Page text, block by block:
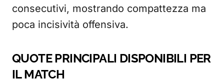
consecutivi, mostrando compattezza ma
poca incisività offensiva.
QUOTE PRINCIPALI DISPONIBILI PER
IL MATCH